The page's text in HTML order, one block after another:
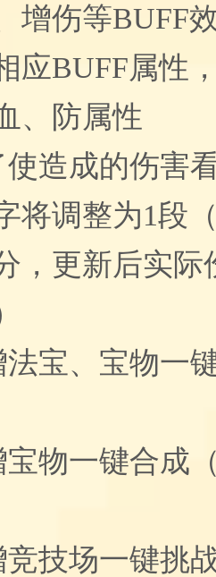
增伤等BUFF
应BUFF属性
、防属性
使造成的伤害
将调整为1段
，更新后实际
法宝、宝物一
宝物一键合成
竞技场一键挑